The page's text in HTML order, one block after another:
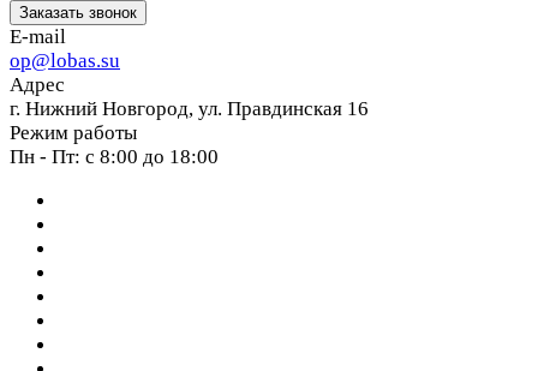
Заказать звонок
E-mail
op@lobas.su
Адрес
г. Нижний Новгород, ул. Правдинская 16
Режим работы
Пн - Пт: с 8:00 до 18:00